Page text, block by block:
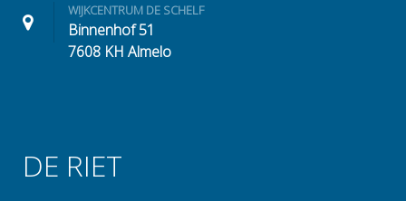
WIJKCENTRUM DE SCHELF
Binnenhof 51
7608 KH Almelo
DE RIET